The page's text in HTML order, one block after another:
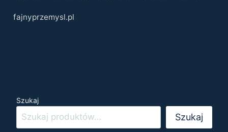
fajnyprzemysl.pl
Szukaj
Szukaj